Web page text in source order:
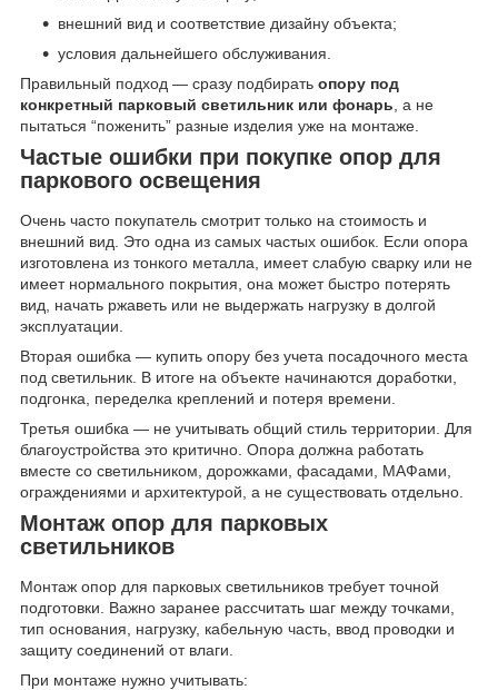
внешний вид и соответствие дизайну объекта;
условия дальнейшего обслуживания.
Правильный подход — сразу подбирать опору под
конкретный парковый светильник или фонарь, а не
пытаться “поженить” разные изделия уже на монтаже.
Частые ошибки при покупке опор для
паркового освещения
Очень часто покупатель смотрит только на стоимость и
внешний вид. Это одна из самых частых ошибок. Если опора
изготовлена из тонкого металла, имеет слабую сварку или не
имеет нормального покрытия, она может быстро потерять
вид, начать ржаветь или не выдержать нагрузку в долгой
эксплуатации.
Вторая ошибка — купить опору без учета посадочного места
под светильник. В итоге на объекте начинаются доработки,
подгонка, переделка креплений и потеря времени.
Третья ошибка — не учитывать общий стиль территории. Для
благоустройства это критично. Опора должна работать
вместе со светильником, дорожками, фасадами, МАФами,
ограждениями и архитектурой, а не существовать отдельно.
Монтаж опор для парковых
светильников
Монтаж опор для парковых светильников требует точной
подготовки. Важно заранее рассчитать шаг между точками,
тип основания, нагрузку, кабельную часть, ввод проводки и
защиту соединений от влаги.
При монтаже нужно учитывать: